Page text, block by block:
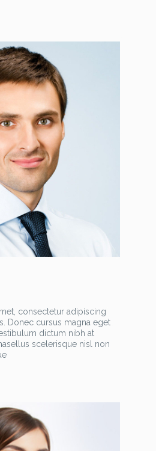
consectetur adipiscing
Donec cursus magna eget
dictum nibh at
scelerisque nisl non